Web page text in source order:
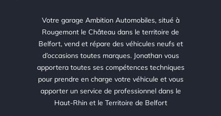
Votre garage Ambition Automobiles, situé à
Rougemont le Château dans le territoire de
Belfort, vend et répare des véhicules neufs et
d’occasions toutes marques. Jonathan vous
apportera toutes ses compétences techniques
pour prendre en charge votre véhicule et vous
apporter un service de professionnel dans le
Haut-Rhin et le Territoire de Belfort